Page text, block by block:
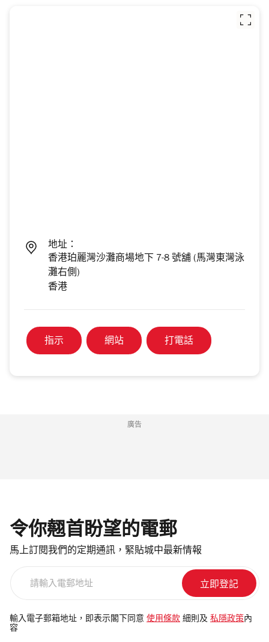
地址：
香港珀麗灣沙灘商場地下 7-8 號舖 (馬灣東灣泳
灘右側)
香港
指示 網站 打電話
廣告
令你翹首盼望的電郵
馬上訂閱我們的定期通訊，緊貼城中最新情報
電
郵
輸入電子郵箱地址，即表示閣下同意 使用條款 細則及 私隱政策 內
容